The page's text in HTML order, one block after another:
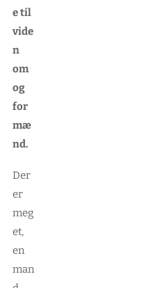
e til
vide
n
om
og
for
mæ
nd.
Der
er
meg
et,
en
man